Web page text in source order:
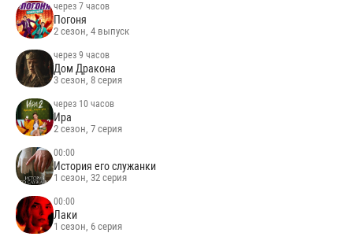
через 7 часов
Погоня
2 сезон, 4 выпуск
через 9 часов
Дом Дракона
3 сезон, 8 серия
через 10 часов
Ира
2 сезон, 7 серия
00:00
История его служанки
1 сезон, 32 серия
00:00
Лаки
1 сезон, 6 серия